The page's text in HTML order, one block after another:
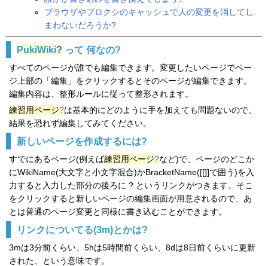
ブラウザやプロクシのキャッシュで人の変更を消してし
まわないだろうか?
PukiWiki? って 何なの?
すべてのページが誰でも編集できます。変更したいページでペー
ジ上部の「編集」をクリックするとそのページが編集できます。
編集内容は、整形ルールに従って整形されます。
練習用ページ?は基本的にどのように手を加えても問題ないので、
結果を恐れず編集してみてください。
新しいページを作成するには?
すでにあるページ(例えば練習用ページ?など)で、ページのどこか
にWikiName(大文字と小文字混合)かBracketName([[]]で囲う)を入
力すると入力した部分の後ろに ? というリンクがつきます。そこ
をクリックすると新しいページの編集画面が用意されるので、あ
とは普通のページ変更と同様に書き込むことができます。
リンクについてる(3m)とかは?
3mは3分前くらい、5hは5時間前くらい、8dは8日前くらいに更新
された、という意味です。